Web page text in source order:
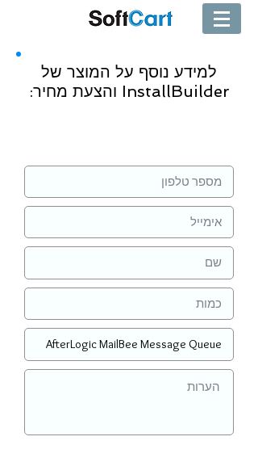
למידע נוסף על המוצר של
InstallBuilder והצעת מחיר: